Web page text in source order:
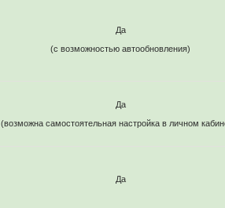
Да
(с возможностью автообновления)
Да
(возможна самостоятельная настройка в личном
Да